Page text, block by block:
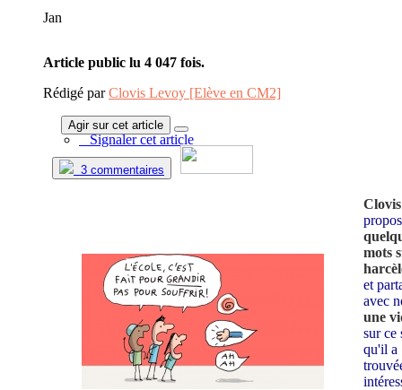
Jan
Article public lu 4 047 fois.
Rédigé parClovis Levoy [Elève en CM2]
Agir sur cet article
Signaler cet article
3 commentaires
Clovis
mots
et
avec
une
sur ce
qu'il a